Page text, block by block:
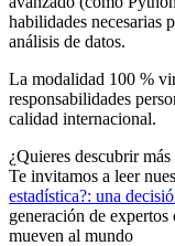
habilidades necesarias
análisis de datos.
La modalidad 100 %
responsabilidades
calidad internacional.
¿Quieres descubrir
Te invitamos a leer
estadística?: una
generación de
mueven al mundo